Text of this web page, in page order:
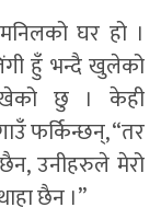
घर हो ।
हुँ भन्दै खुलेको
छु । केही
फर्किन्छन्, “तर
उनीहरुले मेरो
छैन ।”